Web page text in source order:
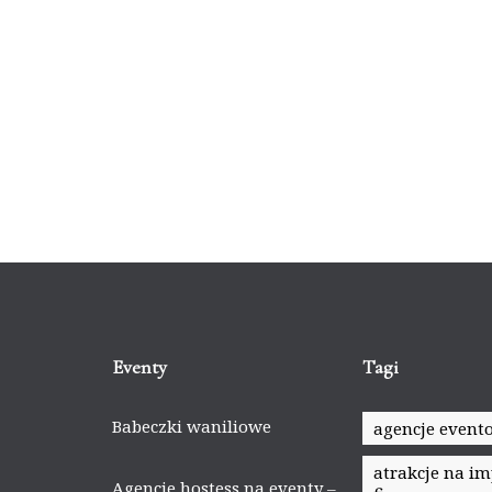
Eventy
Babeczki waniliowe
Agencje hostess na eventy –
Tagi
agencje
atrakcje na